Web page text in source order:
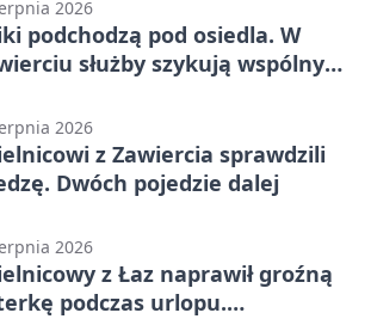
2026
podchodzą pod osiedla. W
służby szykują wspólny
2026
z Zawiercia sprawdzili
Dwóch pojedzie dalej
2026
z Łaz naprawił groźną
podczas urlopu.